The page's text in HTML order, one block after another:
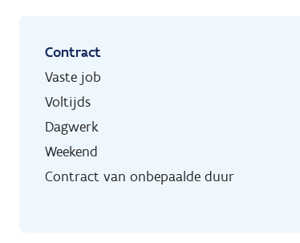
Contract
Vaste job
Voltijds
Dagwerk
Weekend
Contract van onbepaalde duur